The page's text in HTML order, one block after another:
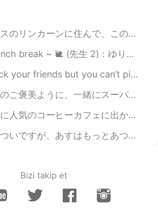
yesterday, I had (pre-cooked
fish and rice.
and spring onions from
テドラルだよ。１０００年前、火がカテドラルを破壊してから、人々はそれがまた作ったよ。あなたたちは面白い歴史が好きなら、そして多分この所へ来...
生は自炊してるんだって？ (↑ Teacher 1 の情報らしい 🥒) 🐢 (Yuri)：そうなんです。一人暮らしなので...
can’t pick your family 友達は選べますが、家族は選べません Vous pouvez choisir...
ーに行って、息子にアイスを選ばせた👨‍👦✨ For this weeks present, I took my son with me to the sup...
かけました! 3枚目の写真: Piccolo latte 4枚目の写真: Taro latte 5枚目の写真 Salted gula malaka Wa...
とあつくなりそうです。- It is hot today and it will be even hotter tomorrow.🌡 I just brough...
Bizi takip et